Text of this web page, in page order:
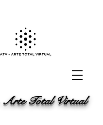
Total Virtual